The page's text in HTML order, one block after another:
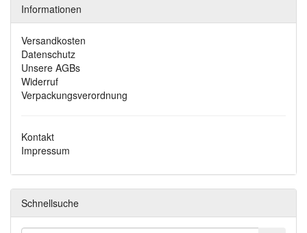
Informationen
Versandkosten
Datenschutz
Unsere AGBs
Widerruf
Verpackungsverordnung
Kontakt
Impressum
Schnellsuche